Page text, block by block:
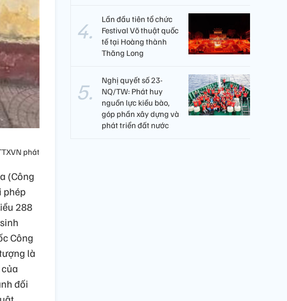
phát
(Công
phép
288
Công
là
đối
Lần đầu tiên tổ chức
Festival Võ thuật quốc
tế tại Hoàng thành
Thăng Long
Nghị quyết số 23-
NQ/TW: Phát huy
nguồn lực kiều bào,
góp phần xây dựng và
phát triển đất nước